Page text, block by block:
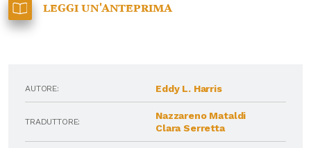
Leggi un'anteprima
AUTORE: Eddy L. Harris
TRADUTTORE:
Nazzareno Mataldi
Clara Serretta